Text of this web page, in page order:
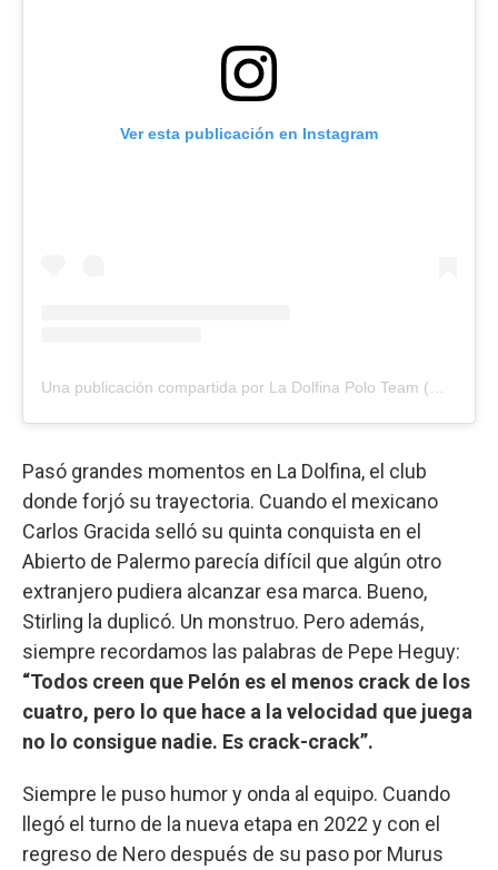
Ver esta publicación en Instagram
Pasó grandes momentos en La Dolfina, el club
donde forjó su trayectoria. Cuando el mexicano
Carlos Gracida selló su quinta conquista en el
Abierto de Palermo parecía difícil que algún otro
extranjero pudiera alcanzar esa marca. Bueno,
Stirling la duplicó. Un monstruo. Pero además,
siempre recordamos las palabras de Pepe Heguy:
“Todos creen que Pelón es el menos crack de los
cuatro, pero lo que hace a la velocidad que juega
no lo consigue nadie. Es crack-crack”.
Siempre le puso humor y onda al equipo. Cuando
llegó el turno de la nueva etapa en 2022 y con el
regreso de Nero después de su paso por Murus